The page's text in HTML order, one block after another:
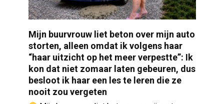
Mijn buurvrouw liet beton over mijn auto
storten, alleen omdat ik volgens haar
“haar uitzicht op het meer verpestte”: Ik
kon dat niet zomaar laten gebeuren, dus
besloot ik haar een les te leren die ze
nooit zou vergeten